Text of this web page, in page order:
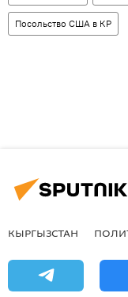
Посольство США в КР
КЫРГЫЗСТАН